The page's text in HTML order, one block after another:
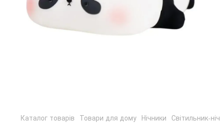
Каталог товарів Товари для дому Нічники Світильник-